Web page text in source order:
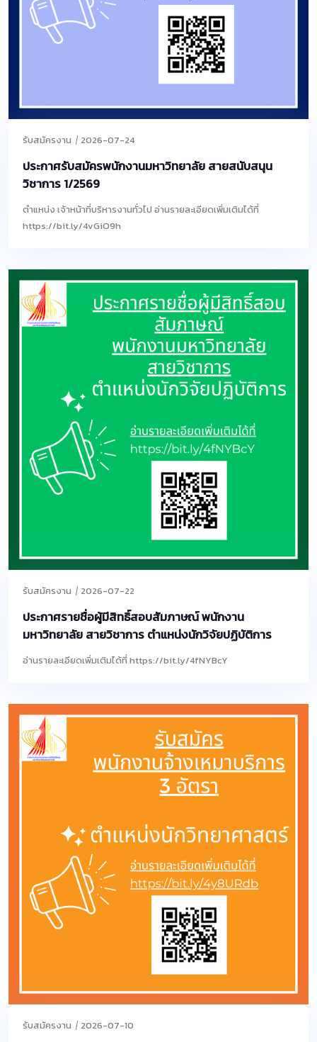
รับสมัครงาน 2026-07-24
ประกาศรับสมัครพนักงานมหาวิทยาลัย สายสนับสนุน
วิชาการ 1/2569
ตำแหน่ง เจ้าหน้าที่บริหารงานทั่วไป อ่านรายละเอียดเพิ่มเติมได้ที่
https://bit.ly/4vGiO9h
รับสมัครงาน 2026-07-22
ประกาศรายชื่อผู้มีสิทธิ์สอบสัมภาษณ์ พนักงาน
มหาวิทยาลัย สายวิชาการ ตำแหน่งนักวิจัยปฏิบัติการ
อ่านรายละเอียดเพิ่มเติมได้ที่ https://bit.ly/4fNYBcY
รับสมัครงาน 2026-07-10